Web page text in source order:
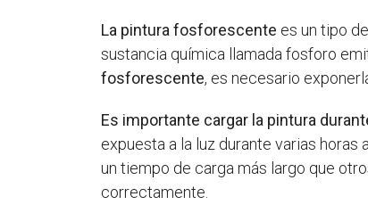
La pintura fosforescente es un tipo
sustancia química llamada fosforo
fosforescente, es necesario
Es importante cargar la pintura
expuesta a la luz durante varias
un tiempo de carga más largo que
correctamente.